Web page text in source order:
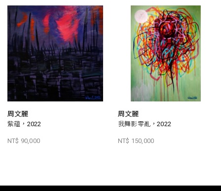
周文麗
紫蘊，2022
NT$ 90,000
周文麗
我舞影零亂，2022
NT$ 150,000